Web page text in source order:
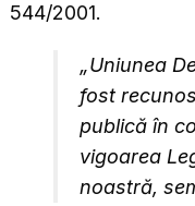
544/2001.
„Uniunea
fost
publică în
vigoarea
noastră,